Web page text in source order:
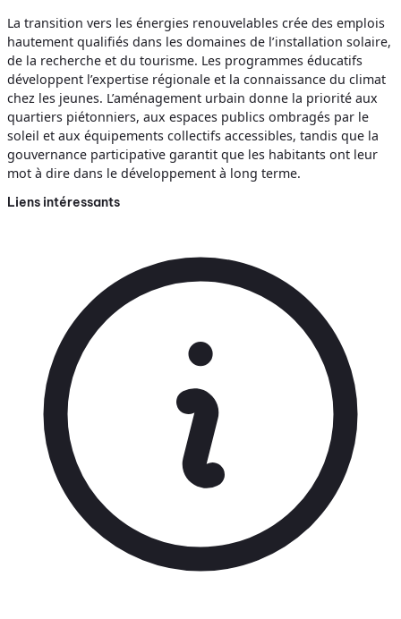
La transition vers les énergies renouvelables crée des emplois
hautement qualifiés dans les domaines de l’installation solaire,
de la recherche et du tourisme. Les programmes éducatifs
développent l’expertise régionale et la connaissance du climat
chez les jeunes. L’aménagement urbain donne la priorité aux
quartiers piétonniers, aux espaces publics ombragés par le
soleil et aux équipements collectifs accessibles, tandis que la
gouvernance participative garantit que les habitants ont leur
mot à dire dans le développement à long terme.
Liens intéressants